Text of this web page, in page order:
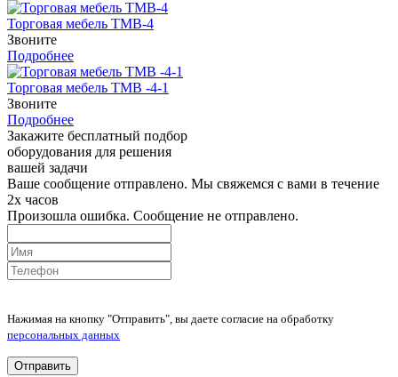
Торговая мебель ТМВ-4
Звоните
Подробнее
Торговая мебель ТМВ -4-1
Звоните
Подробнее
Закажите бесплатный подбор
оборудования для решения
вашей задачи
Ваше сообщение отправлено. Мы свяжемся с вами в течение
2х часов
Произошла ошибка. Сообщение не отправлено.
Нажимая на кнопку "Отправить", вы даете согласие на обработку
персональных данных
Отправить